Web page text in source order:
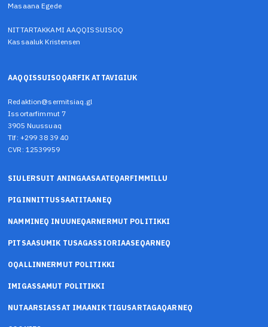
Masaana Egede
NITTARTAKKAMI AAQQISSUISOQ
Kassaaluk Kristensen
AAQQISSUISOQARFIK ATTAVIGIUK
Redaktion@sermitsiaq.gl
Issortarfimmut 7
3905 Nuussuaq
Tlf: +299 38 39 40
CVR: 12539959
SIULERSUIT ANINGAASAATEQARFIMMILLU
PIGINNITTUSSAATITAANEQ
NAMMINEQ INUUNEQARNERMUT POLITIKKI
PITSAASUMIK TUSAGASSIORIAASEQARNEQ
OQALLINNERMUT POLITIKKI
IMIGASSAMUT POLITIKKI
NUTAARSIASSAT IMAANIK TIGUSARTAGAQARNEQ